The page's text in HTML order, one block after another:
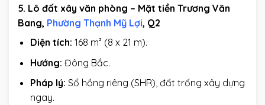
5. Lô đất xây văn phòng – Mặt tiền Trương Văn
Bang, Phường Thạnh Mỹ Lợi, Q2
Diện tích: 168 m² (8 x 21 m).
Hướng: Đông Bắc.
Pháp lý: Sổ hồng riêng (SHR), đất trống xây dựng
ngay.